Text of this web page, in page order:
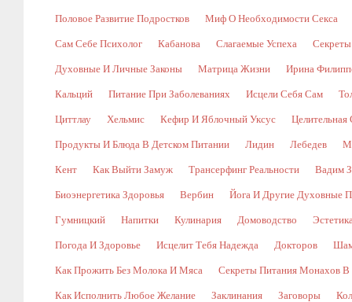
Половое Развитие Подростков Миф О Необходимости Секса
Сам Себе Психолог Кабанова Слагаемые Успеха
Духовные И Личные Законы Матрица Жизни Ирина
Кальций Питание При Заболеваниях Исцели Себя Сам
Циттлау Хельмис Кефир И Яблочный Уксус Целительная
Продукты И Блюда В Детском Питании Лидин Лебедев
Кент Как Выйти Замуж Трансерфинг Реальности Вадим
Биоэнергетика Здоровья Вербин Йога И Другие Духовные
Гумницкий Напитки Кулинария Домоводство
Погода И Здоровье Исцелит Тебя Надежда Докторов
Как Прожить Без Молока И Мяса Секреты Питания Монахов В
Как Исполнить Любое Желание Заклинания Заговоры